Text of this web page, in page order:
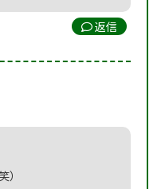
返信